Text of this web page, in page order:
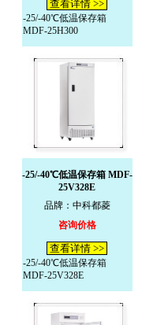
查看详情 >>
-25/-40℃低温保存箱
MDF-25H300
-25/-40℃低温保存箱 MDF-
25V328E
品牌：中科都菱
咨询价格
查看详情 >>
-25/-40℃低温保存箱
MDF-25V328E